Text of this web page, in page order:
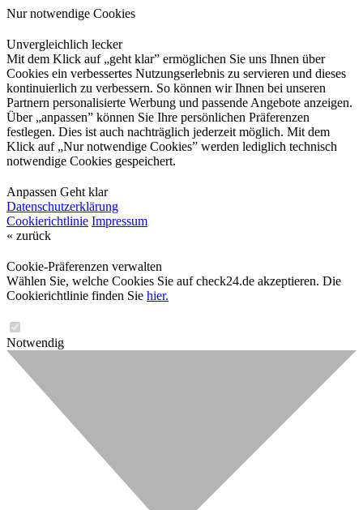
Nur notwendige Cookies
Unvergleichlich lecker
Mit dem Klick auf „geht klar” ermöglichen Sie uns Ihnen über
Cookies ein verbessertes Nutzungserlebnis zu servieren und dieses
kontinuierlich zu verbessern. So können wir Ihnen bei unseren
Partnern personalisierte Werbung und passende Angebote anzeigen.
Über „anpassen” können Sie Ihre persönlichen Präferenzen
festlegen. Dies ist auch nachträglich jederzeit möglich. Mit dem
Klick auf „Nur notwendige Cookies” werden lediglich technisch
notwendige Cookies gespeichert.
Anpassen Geht klar
Datenschutzerklärung
Cookierichtlinie Impressum
« zurück
Cookie-Präferenzen verwalten
Wählen Sie, welche Cookies Sie auf check24.de akzeptieren. Die
Cookierichtlinie finden Sie hier.
Notwendig